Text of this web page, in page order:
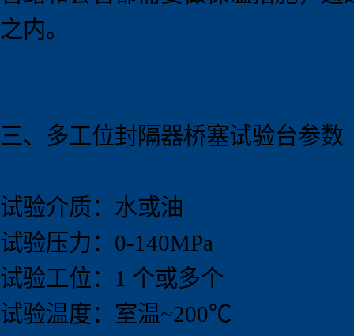
之内。
三、 多工位封隔器桥塞试验台参数
试验介质：水或油
试验压力：0-140MPa
试验工位：1 个或多个
试验温度：室温~200℃